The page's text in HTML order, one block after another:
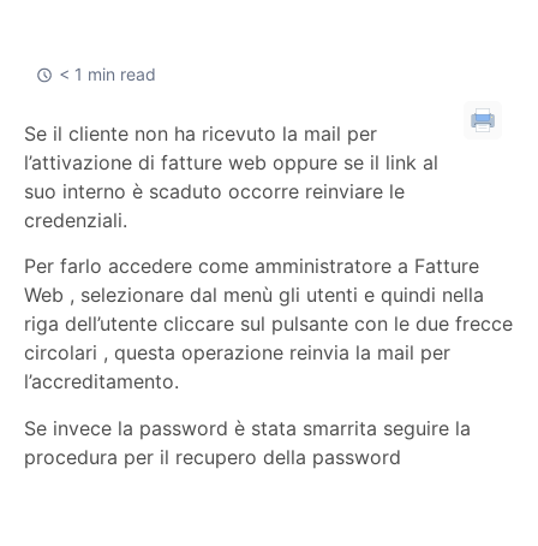
< 1 min read
Se il cliente non ha ricevuto la mail per
l’attivazione di fatture web oppure se il link al
suo interno è scaduto occorre reinviare le
credenziali.
Per farlo accedere come amministratore a Fatture
Web , selezionare dal menù gli utenti e quindi nella
riga dell’utente cliccare sul pulsante con le due frecce
circolari , questa operazione reinvia la mail per
l’accreditamento.
Se invece la password è stata smarrita seguire la
procedura per il recupero della password